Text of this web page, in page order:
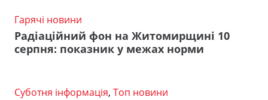
Гарячі новини
Радіаційний фон на Житомирщині 10
серпня: показник у межах норми
Суботня інформація, Топ новини